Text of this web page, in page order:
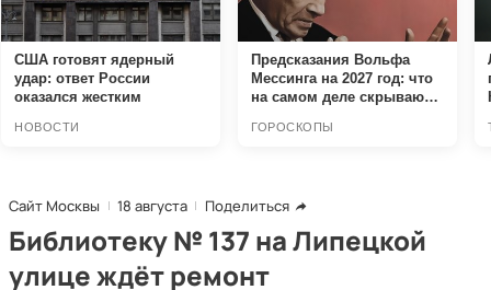
Сайт Москвы 18 августа Поделиться
Библиотеку № 137 на Липецкой
улице ждёт ремонт